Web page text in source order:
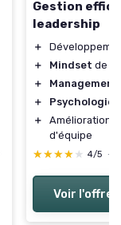
Gestion
leadership
＋
＋
Mindset de
＋
Management
＋
Psychologie
＋
Amélioration
d'équipe
★★★★★
★★★★★ 4/5 —
Voir l'offre